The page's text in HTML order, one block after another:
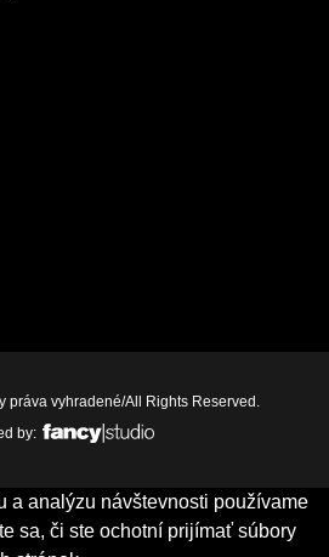
práva vyhradené/All Rights Reserved.
by:
a analýzu návštevnosti používame
sa, či ste ochotní prijímať súbory